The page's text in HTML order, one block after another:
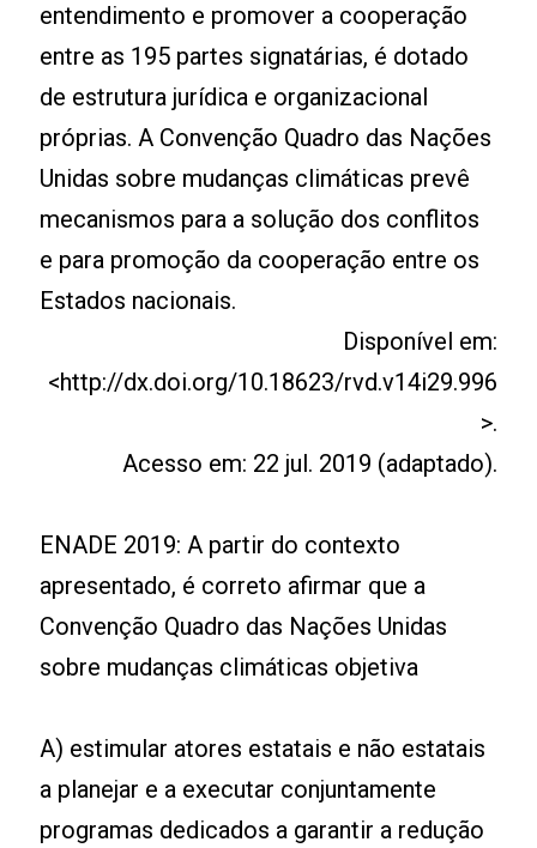
entendimento e promover a cooperação
entre as 195 partes signatárias, é dotado
de estrutura jurídica e organizacional
próprias. A Convenção Quadro das Nações
Unidas sobre mudanças climáticas prevê
mecanismos para a solução dos conflitos
e para promoção da cooperação entre os
Estados nacionais.
Disponível em:
<http://dx.doi.org/10.18623/rvd.v14i29.996
>.
Acesso em: 22 jul. 2019 (adaptado).
ENADE 2019: A partir do contexto
apresentado, é correto afirmar que a
Convenção Quadro das Nações Unidas
sobre mudanças climáticas objetiva
A) estimular atores estatais e não estatais
a planejar e a executar conjuntamente
programas dedicados a garantir a redução